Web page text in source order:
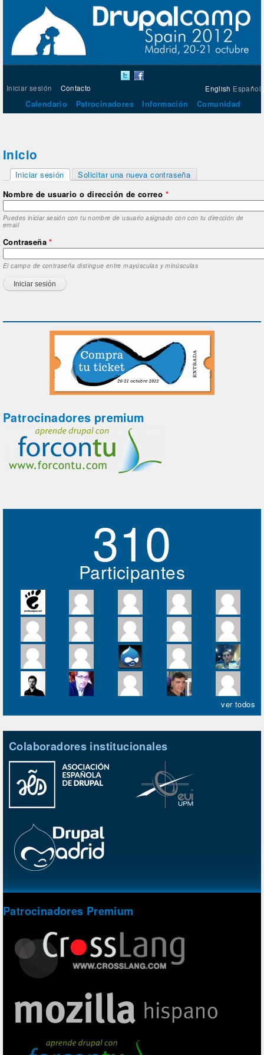
English Español
Iniciar sesión Contacto
Calendario Patrocinadores Información Comunidad
Inicio
Solapas principales
Iniciar sesión
Solicitar una nueva contraseña
Nombre de usuario o dirección de correo *
Puedes iniciar sesión con tu nombre de usuario asignado con con tu dirección de
email
Contraseña*
El campo de contraseña distingue entre mayúsculas y minúsculas
Patrocinadores premium
310
Participantes
ver todos
Colaboradores institucionales
Patrocinadores Premium